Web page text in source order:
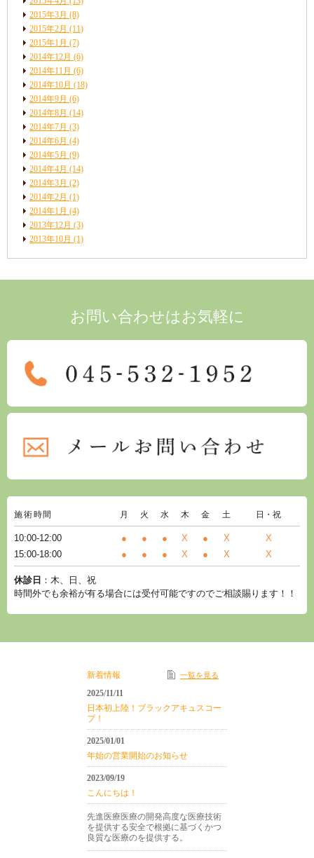
2015年3月 (8)
2015年2月 (11)
2015年1月 (7)
2014年12月 (6)
2014年11月 (6)
2014年10月 (18)
2014年9月 (6)
2014年8月 (14)
2014年7月 (3)
2014年6月 (4)
2014年5月 (9)
2014年4月 (14)
2014年3月 (2)
2014年2月 (1)
2014年1月 (4)
2013年12月 (3)
2013年10月 (1)
お問い合わせはお気軽に
施術時間 月 火 水 木 金 土 日・祝
10:00-12:00 ● ● ● X ● X
X
15:00-18:00
● ● ● X ● X X
休診日 ：木、日、祝
時間外でも余裕が有る場合には受付可能ですのでご相談賜ります！！
新着情報 一覧を見る
2025/11/11
日本初上陸！ブラックアキュスコー
プ！
2025/01/01
年始の営業開始のお知らせ
2023/09/19
こんにちは！
先進医療医療の開発高度な医療技術
を提供する安全で根拠に基づくかつ
良質な医療のを提供する。